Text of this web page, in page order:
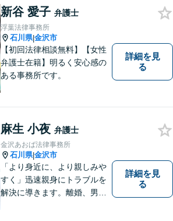
新谷 愛子 弁護士
浮葉法律事務所
石川県|金沢市
【初回法律相談無料】【女性
弁護士在籍】明るく安心感の
ある事務所です。
詳細を見
る
麻生 小夜 弁護士
金沢あおば法律事務所
石川県|金沢市
「より身近に、より親しみや
すく」迅速親身にトラブルを
解決に導きます。離婚、男女
詳細を見
る